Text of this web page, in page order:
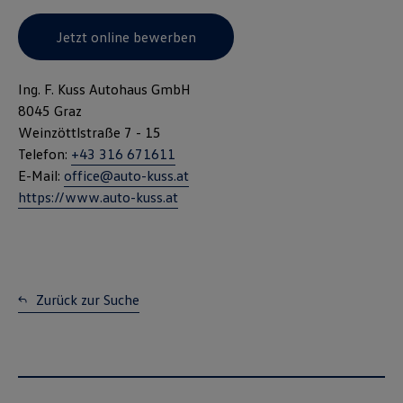
Jetzt online bewerben
Ing. F. Kuss Autohaus GmbH
8045 Graz
Weinzöttlstraße 7 - 15
Telefon: +43 316 671611
E-Mail: office@auto-kuss.at
https://www.auto-kuss.at
Zurück zur Suche
Hinweis zu Cookies für Marketingzwecke:
verwendet um personalisierte Werbung auszuspielen. Sofern Sie über
einen von uns personalisierten Link auf unsere Website gelangen,
können Ihre erzeugten Daten, sofern Sie dem explizit zugestimmt
Händler bzw. im Falle eines Porsche Betriebs, Porsche Inter Auto
GmbH & Co KG, eingesehen werden.
VW Cookie-Richtlinien